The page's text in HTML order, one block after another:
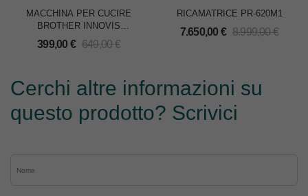
MACCHINA PER CUCIRE
BROTHER INNOVIS
NV30M1
399,00 € 649,00€
RICAMATRICE PR-620M1
7.650,00 € 8.999,00€
Cerchi altre informazioni su
questo prodotto? Scrivici